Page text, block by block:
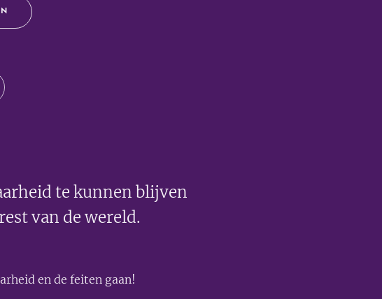
te kunnen blijven
van de wereld.
en de feiten gaan!